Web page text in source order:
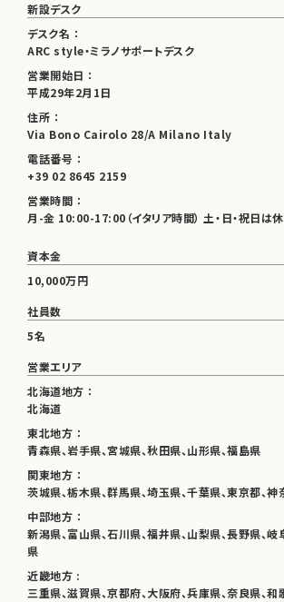
新設デスク
デスク名 ：
ARC style・ミラノサポートデスク
営業開始日 ：
平成29年2月1日
住所 ：
Via Bono Cairolo 28/A Milano Italy
電話番号 ：
+39 02 8645 2159
営業時間 ：
月-金 10:00-17:00（イタリア時間） 土・日・祝日は
資本金
10,000万円
社員数
5名
営業エリア
北海道地方 ：
北海道
東北地方 ：
青森県、岩手県、宮城県、秋田県、山形県、福島県
関東地方 ：
茨城県、栃木県、群馬県、埼玉県、千葉県、東京都、
中部地方 ：
新潟県、富山県、石川県、福井県、山梨県、長野県、岐
県
近畿地方 :
三重県、滋賀県、京都府、大阪府、兵庫県、奈良県、